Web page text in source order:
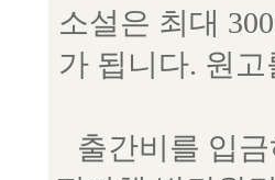
소설은 최대
가 됩니다. 원
출간비를 입